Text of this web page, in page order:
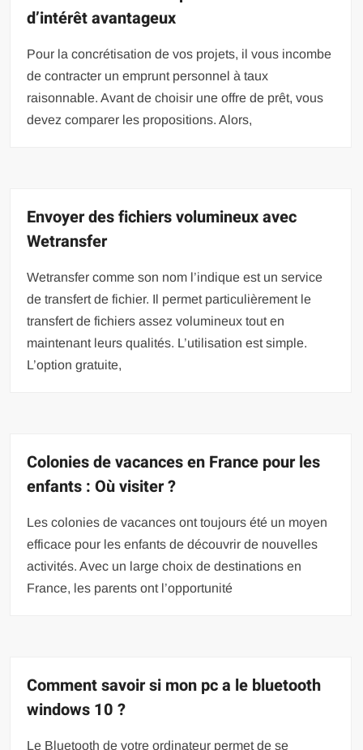
d’intérêt avantageux
Pour la concrétisation de vos projets, il vous incombe
de contracter un emprunt personnel à taux
raisonnable. Avant de choisir une offre de prêt, vous
devez comparer les propositions. Alors,
Envoyer des fichiers volumineux avec
Wetransfer
Wetransfer comme son nom l’indique est un service
de transfert de fichier. Il permet particulièrement le
transfert de fichiers assez volumineux tout en
maintenant leurs qualités. L’utilisation est simple.
L’option gratuite,
Colonies de vacances en France pour les
enfants : Où visiter ?
Les colonies de vacances ont toujours été un moyen
efficace pour les enfants de découvrir de nouvelles
activités. Avec un large choix de destinations en
France, les parents ont l’opportunité
Comment savoir si mon pc a le bluetooth
windows 10 ?
Le Bluetooth de votre ordinateur permet de se